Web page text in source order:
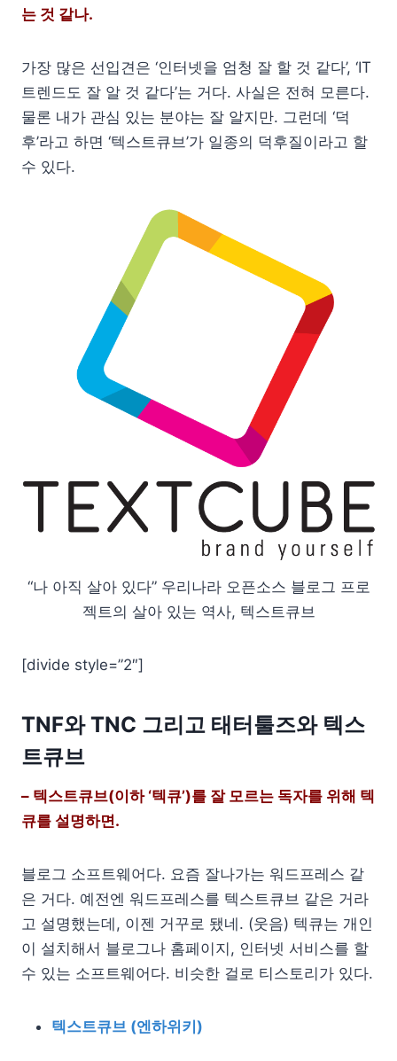
는 것 같나.
가장 많은 선입견은 ‘인터넷을 엄청 잘 할 것 같다’, ‘IT
트렌드도 잘 알 것 같다’는 거다. 사실은 전혀 모른다.
물론 내가 관심 있는 분야는 잘 알지만. 그런데 ‘덕
후’라고 하면 ‘텍스트큐브’가 일종의 덕후질이라고 할
수 있다.
“나 아직 살아 있다” 우리나라 오픈소스 블로그 프로
젝트의 살아 있는 역사, 텍스트큐브
[divide style=”2″]
TNF와 TNC 그리고 태터툴즈와 텍스
트큐브
– 텍스트큐브(이하 ‘텍큐’)를 잘 모르는 독자를 위해 텍
큐를 설명하면.
블로그 소프트웨어다. 요즘 잘나가는 워드프레스 같
은 거다. 예전엔 워드프레스를 텍스트큐브 같은 거라
고 설명했는데, 이젠 거꾸로 됐네. (웃음) 텍큐는 개인
이 설치해서 블로그나 홈페이지, 인터넷 서비스를 할
수 있는 소프트웨어다. 비슷한 걸로 티스토리가 있다.
텍스트큐브 (엔하위키)